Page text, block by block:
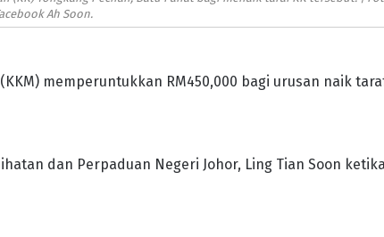
Ah Soon.
memperuntukkan RM450,000 bagi urusan naik
dan Perpaduan Negeri Johor, Ling Tian Soon ketika